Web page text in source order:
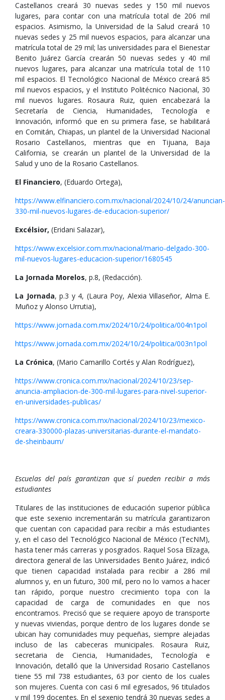
Castellanos creará 30 nuevas sedes y 150 mil nuevos
lugares, para contar con una matrícula total de 206 mil
espacios. Asimismo, la Universidad de la Salud creará 10
nuevas sedes y 25 mil nuevos espacios, para alcanzar una
matrícula total de 29 mil; las universidades para el Bienestar
Benito Juárez García crearán 50 nuevas sedes y 40 mil
nuevos lugares, para alcanzar una matrícula total de 110
mil espacios. El Tecnológico Nacional de México creará 85
mil nuevos espacios, y el Instituto Politécnico Nacional, 30
mil nuevos lugares. Rosaura Ruiz, quien encabezará la
Secretaría de Ciencia, Humanidades, Tecnología e
Innovación, informó que en su primera fase, se habilitará
en Comitán, Chiapas, un plantel de la Universidad Nacional
Rosario Castellanos, mientras que en Tijuana, Baja
California, se crearán un plantel de la Universidad de la
Salud y uno de la Rosario Castellanos.
El Financiero, (Eduardo Ortega),
https://www.elfinanciero.com.mx/nacional/2024/10/24/anuncian-
330-mil-nuevos-lugares-de-educacion-superior/
Excélsior, (Eridani Salazar),
https://www.excelsior.com.mx/nacional/mario-delgado-300-
mil-nuevos-lugares-educacion-superior/1680545
La Jornada Morelos, p.8, (Redacción).
La Jornada, p.3 y 4, (Laura Poy, Alexia Villaseñor, Alma E.
Muñoz y Alonso Urrutia),
https://www.jornada.com.mx/2024/10/24/politica/004n1pol
https://www.jornada.com.mx/2024/10/24/politica/003n1pol
La Crónica, (Mario Camarillo Cortés y Alan Rodríguez),
https://www.cronica.com.mx/nacional/2024/10/23/sep-
anuncia-ampliacion-de-300-mil-lugares-para-nivel-superior-
en-universidades-publicas/
https://www.cronica.com.mx/nacional/2024/10/23/mexico-
creara-330000-plazas-universitarias-durante-el-mandato-
de-sheinbaum/
Escuelas del país garantizan que sí pueden recibir a más
estudiantes
Titulares de las instituciones de educación superior pública
que este sexenio incrementarán su matrícula garantizaron
que cuentan con capacidad para recibir a más estudiantes
y, en el caso del Tecnológico Nacional de México (TecNM),
hasta tener más carreras y posgrados. Raquel Sosa Elízaga,
directora general de las Universidades Benito Juárez, indicó
que tienen capacidad instalada para recibir a 286 mil
alumnos y, en un futuro, 300 mil, pero no lo vamos a hacer
tan rápido, porque nuestro crecimiento topa con la
capacidad de carga de comunidades en que nos
encontramos. Precisó que se requiere apoyo de transporte
y nuevas viviendas, porque dentro de los lugares donde se
ubican hay comunidades muy pequeñas, siempre alejadas
incluso de las cabeceras municipales. Rosaura Ruiz,
secretaria de Ciencia, Humanidades, Tecnología e
Innovación, detalló que la Universidad Rosario Castellanos
tiene 55 mil 738 estudiantes, 63 por ciento de los cuales
son mujeres. Cuenta con casi 6 mil egresados, 96 titulados
y mil 199 docentes. En el sexenio tendrá 30 nuevas sedes a